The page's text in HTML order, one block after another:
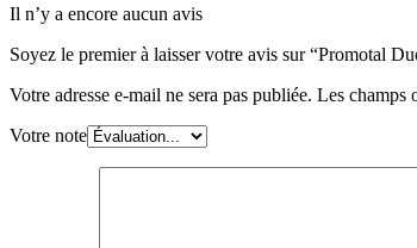
Il n’y a encore aucun avis
Soyez le premier à laisser votre avis sur “Promotal
Votre adresse e-mail ne sera pas publiée. Les champs
Votre note